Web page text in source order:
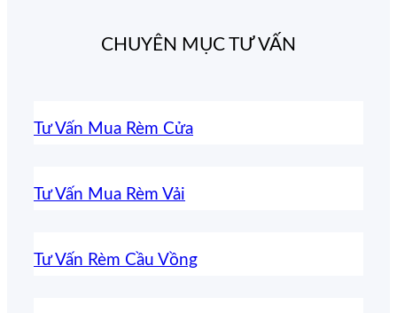
CHUYÊN MỤC TƯ VẤN
Tư Vấn Mua Rèm Cửa
Tư Vấn Mua Rèm Vải
Tư Vấn Rèm Cầu Vồng